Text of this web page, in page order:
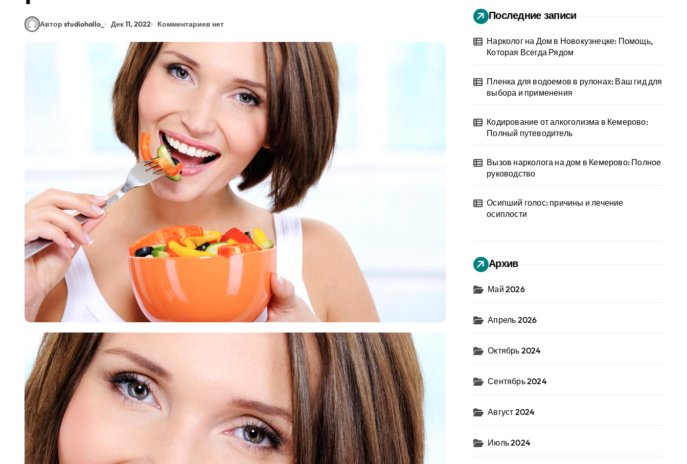
Автор studiohallo_ Дек 11, 2022 Комментариев нет
Последние записи
Нарколог на Дом в Новокузнецке: Помощь,
Которая Всегда Рядом
Пленка для водоемов в рулонах: Ваш гид для
выбора и применения
Кодирование от алкоголизма в Кемерово:
Полный путеводитель
Вызов нарколога на дом в Кемерово: Полное
руководство
Осипший голос: причины и лечение
осиплости
Архив
Май 2026
Апрель 2026
Октябрь 2024
Сентябрь 2024
Август 2024
Июль 2024